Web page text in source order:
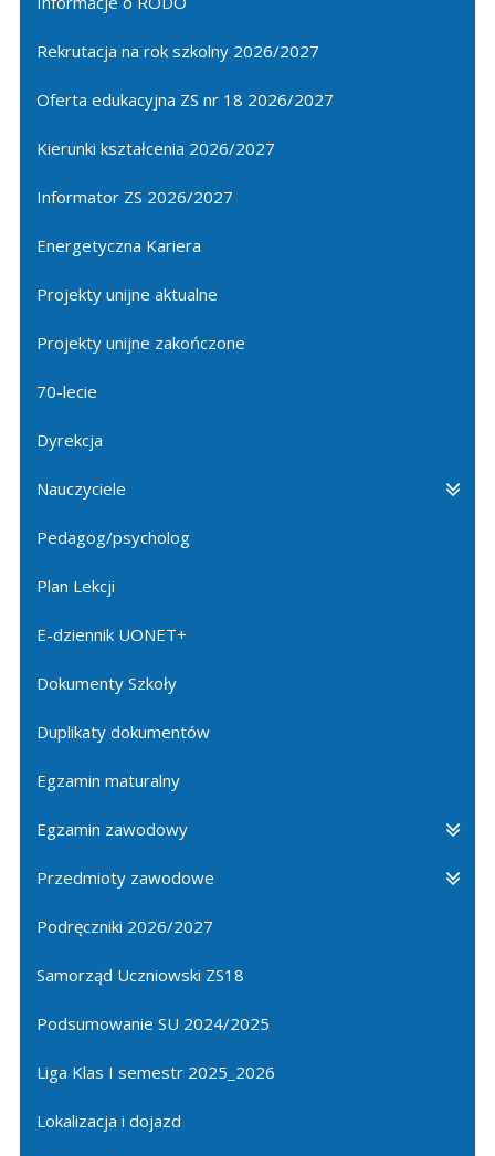
Rekrutacja na rok szkolny 2026/2027
Oferta edukacyjna ZS nr 18 2026/2027
Kierunki kształcenia 2026/2027
Informator ZS 2026/2027
Energetyczna Kariera
Projekty unijne aktualne
Projekty unijne zakończone
70-lecie
Dyrekcja
Nauczyciele
Pedagog/psycholog
Plan Lekcji
E-dziennik UONET+
Dokumenty Szkoły
Duplikaty dokumentów
Egzamin maturalny
Egzamin zawodowy
Przedmioty zawodowe
Podręczniki 2026/2027
Samorząd Uczniowski ZS18
Podsumowanie SU 2024/2025
Liga Klas I semestr 2025_2026
Lokalizacja i dojazd